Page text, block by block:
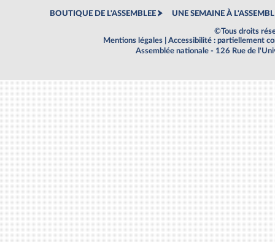
BOUTIQUE DE L'ASSEMBLEE UNE SEMAINE À
©Tous droits
Mentions légales
Accessibilité : partiellement
Assemblée nationale - 126 Rue de